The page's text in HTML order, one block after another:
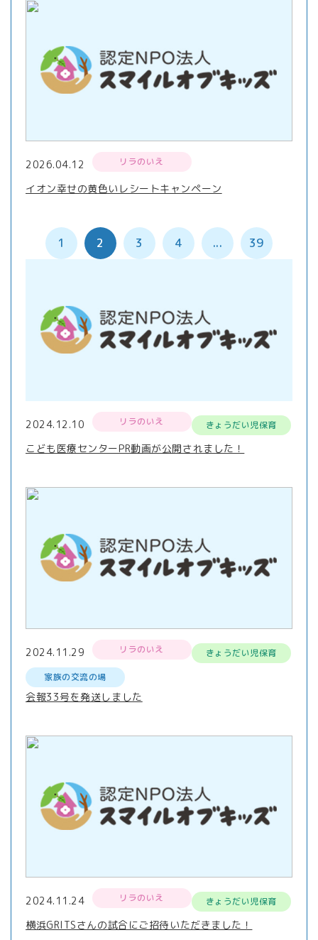
2026.04.12 リラのいえ
イオン幸せの黄色いレシートキャンペーン
1 2 3 4 ... 39
2024.12.10 リラのいえ きょうだい児保育
こども医療センターPR動画が公開されました！
2024.11.29 リラのいえ
きょうだい児保育
家族の交流の場
会報33号を発送しました
2024.11.24 リラのいえ きょうだい児保育
横浜GRITSさんの試合にご招待いただきました！